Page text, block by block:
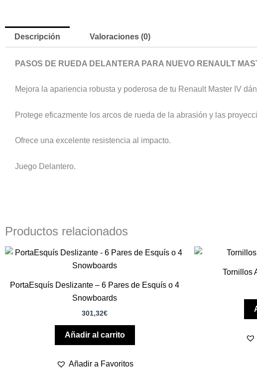
Descripción Valoraciones (0)
PASOS DE RUEDA DELANTERA PARA NUEVO RENAULT
Mejora la apariencia robusta y poderosa de tu Renault Master IV
Protege eficazmente los arcos de rueda de la abrasión y las
Ofrece una excelente resistencia al impacto.
Juego Delantero.
Productos relacionados
PortaEsquís Deslizante – 6 Pares de Esquís o 4
Snowboards
301,32€
Añadir al carrito
Añadir a Favoritos
Tornillos